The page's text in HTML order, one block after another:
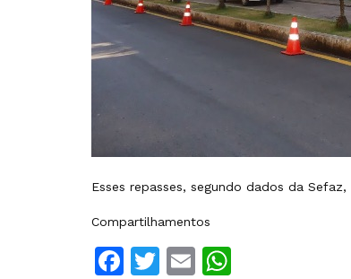
Esses repasses, segundo dados da
Compartilhamentos
Facebook
Twitter
Email